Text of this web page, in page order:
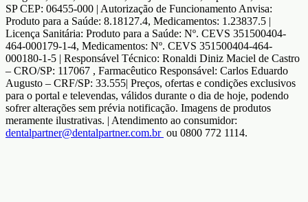
SP CEP: 06455-000 | Autorização de Funcionamento Anvisa:
Produto para a Saúde: 8.18127.4, Medicamentos: 1.23837.5 |
Licença Sanitária: Produto para a Saúde: Nº. CEVS 351500404-
464-000179-1-4, Medicamentos: Nº. CEVS 351500404-464-
000180-1-5 | Responsável Técnico: Ronaldi Diniz Maciel de Castro
– CRO/SP: 117067 , Farmacêutico Responsável: Carlos Eduardo
Augusto – CRF/SP: 33.555| Preços, ofertas e condições exclusivos
para o portal e televendas, válidos durante o dia de hoje, podendo
sofrer alterações sem prévia notificação. Imagens de produtos
meramente ilustrativas. | Atendimento ao consumidor:
dentalpartner@dentalpartner.com.br ou 0800 772 1114.